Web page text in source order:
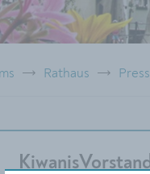
Rathaus